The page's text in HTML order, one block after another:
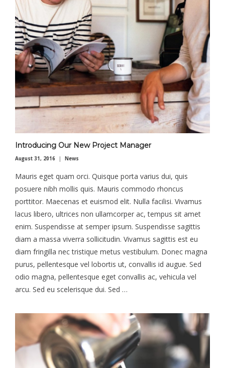
Introducing Our New Project Manager
August 31, 2016 News
Mauris eget quam orci. Quisque porta varius dui, quis
posuere nibh mollis quis. Mauris commodo rhoncus
porttitor. Maecenas et euismod elit. Nulla facilisi. Vivamus
lacus libero, ultrices non ullamcorper ac, tempus sit amet
enim. Suspendisse at semper ipsum. Suspendisse sagittis
diam a massa viverra sollicitudin. Vivamus sagittis est eu
diam fringilla nec tristique metus vestibulum. Donec magna
purus, pellentesque vel lobortis ut, convallis id augue. Sed
odio magna, pellentesque eget convallis ac, vehicula vel
arcu. Sed eu scelerisque dui. Sed …